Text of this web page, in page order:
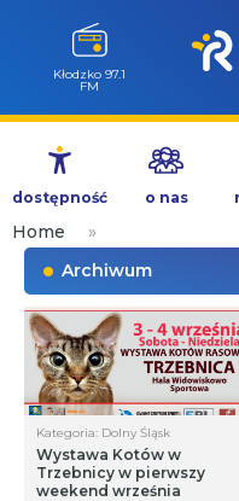
Przejdź
treści
Kłodzko 97.1
FM
dostępność o nas
Home
»
Archiwum
Kategoria: Dolny Śląsk
Wystawa Kotów w
Trzebnicy w pierwszy
weekend września